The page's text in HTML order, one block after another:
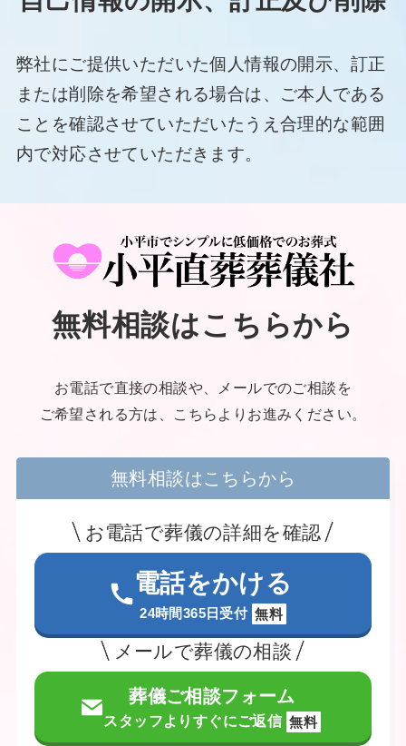
弊社にご提供いただいた個人情報の開示、訂正
または削除を希望される場合は、ご本人である
ことを確認させていただいたうえ合理的な範囲
内で対応させていただきます。
無料相談はこちらから
お電話で直接の相談や、メールでのご相談を
ご希望される方は、こちらよりお進みください。
無料相談はこちらから
お電話で葬儀の詳細を確認
電話をかける
24時間365日受付 無料
メールで葬儀の相談
葬儀ご相談フォーム
スタッフよりすぐにご返信 無料